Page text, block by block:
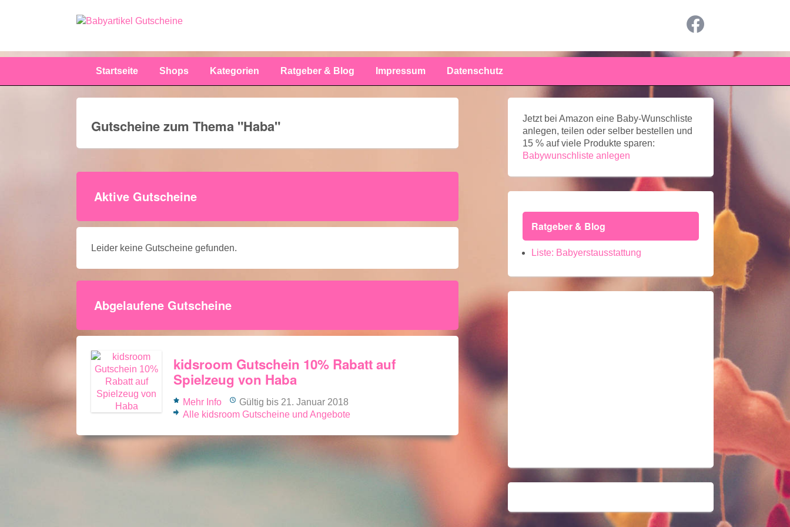
Startseite Shops Kategorien Ratgeber & Blog Impressum Datenschutz
Gutscheine zum Thema "Haba"
Aktive Gutscheine
Leider keine Gutscheine gefunden.
Abgelaufene Gutscheine
kidsroom Gutschein 10% Rabatt auf
Spielzeug von Haba
Mehr Info
Gültig bis 21. Januar 2018
Alle kidsroom Gutscheine und Angebote
Jetzt bei Amazon eine Baby-Wunschliste
anlegen, teilen oder selber bestellen und
15 % auf viele Produkte sparen:
Babywunschliste anlegen
Ratgeber & Blog
Liste: Babyerstausstattung